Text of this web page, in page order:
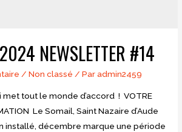
NEWSLETTER #14
/Non classé / Paradmin2459
met tout le monde d’accord ! VOTRE
Le Somail, Saint Nazaire d’Aude
installé, décembre marque une période